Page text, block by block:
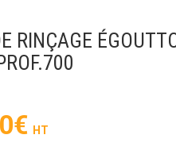
RINÇAGE
€